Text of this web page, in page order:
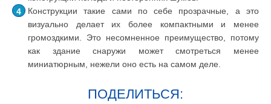
Конструкции такие сами по себе прозрачные, а это
визуально делает их более компактными и менее
громоздкими. Это несомненное преимущество, потому
как здание снаружи может смотреться менее
миниатюрным, нежели оно есть на самом деле.
ПОДЕЛИТЬСЯ: